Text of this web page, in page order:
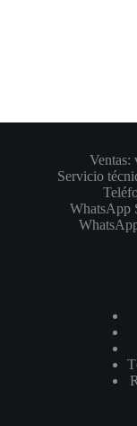
Ventas:
Servicio
WhatsApp